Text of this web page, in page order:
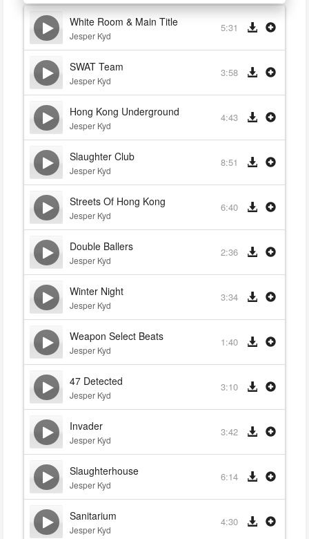
White Room & Main Title
Jesper Kyd
5:31
SWAT Team
Jesper Kyd
3:58
Hong Kong Underground
Jesper Kyd
4:43
Slaughter Club
Jesper Kyd
8:51
Streets Of Hong Kong
Jesper Kyd
6:40
Double Ballers
Jesper Kyd
2:36
Winter Night
Jesper Kyd
3:34
Weapon Select Beats
Jesper Kyd
1:40
47 Detected
Jesper Kyd
3:10
Invader
Jesper Kyd
3:42
Slaughterhouse
Jesper Kyd
6:14
Sanitarium
Jesper Kyd
4:30